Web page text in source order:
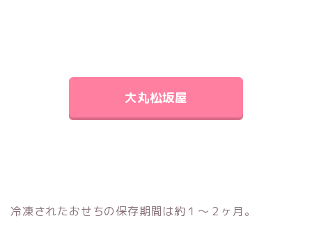
大丸松坂屋
冷凍されたおせちの保存期間は約１～２ヶ月。